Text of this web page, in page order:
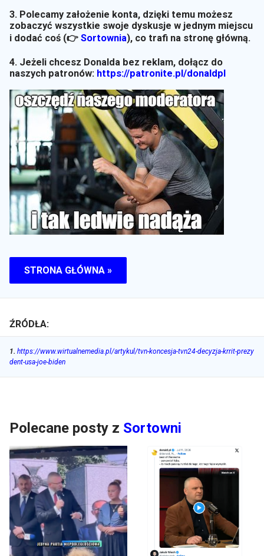
3. Polecamy założenie konta, dzięki temu możesz
zobaczyć wszystkie swoje dyskusje w jednym miejscu
i dodać coś (👉 Sortownia), co trafi na stronę główną.
4. Jeżeli chcesz Donalda bez reklam, dołącz do
naszych patronów: https://patronite.pl/donaldpl
STRONA GŁÓWNA »
ŹRÓDŁA:
1. https://www.wirtualnemedia.pl/artykul/tvn-koncesja-tvn24-decyzja-krrit-prezy
dent-usa-joe-biden
Polecane posty z Sortowni